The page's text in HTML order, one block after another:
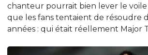
chanteur pourrait bien lever le
que les fans tentaient de résoudre
années : qui était réellement Major